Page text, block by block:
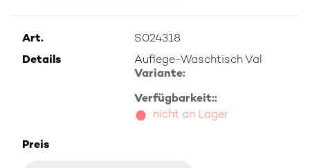
Art.
S024318
Details
Auflege-Waschtisch Val
Variante:
Verfügbarkeit::
nicht an Lager
Preis